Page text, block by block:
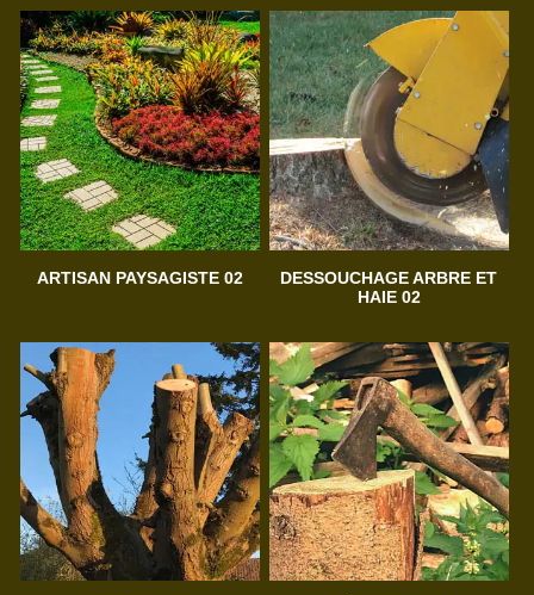
ARTISAN PAYSAGISTE 02
DESSOUCHAGE ARBRE ET
HAIE 02